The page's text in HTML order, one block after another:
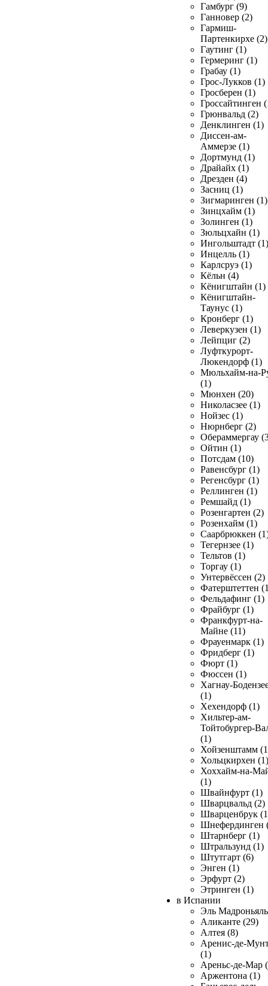
Гамбург (9)
Ганновер (2)
Гармиш-
Партенкирхе (2)
Гаутинг (1)
Гермеринг (1)
Грабау (1)
Грос-Лукков (1)
Гросберен (1)
Гроссайтинген
Грюнвальд (2)
Денклинген (1)
Диссен-ам-
Аммерзе (1)
Дортмунд (1)
Драйайх (1)
Дрезден (4)
Засниц (1)
Зигмаринген (1)
Зинцхайм (1)
Золинген (1)
Зюльцхайн (1)
Ингольштадт (1)
Инцелль (1)
Карлсруэ (1)
Кёльн (4)
Кёнигштайн (1)
Кёнигштайн-
Таунус (1)
Кронберг (1)
Леверкузен (1)
Лейпциг (2)
Луфткурорт-
Люкендорф (1)
Мюльхайм-на-
(1)
Мюнхен (20)
Николасзее (1)
Нойзес (1)
Нюрнберг (2)
Обераммергау
Ойтин (1)
Потсдам (10)
Равенсбург (1)
Регенсбург (1)
Реллинген (1)
Ремшайд (1)
Розенгартен (2)
Розенхайм (1)
Саарбрюккен
Тегернзее (1)
Тельтов (1)
Торгау (1)
Унтервёссен (2)
Фатерштеттен
Фельдафинг (1)
Фрайбург (1)
Франкфурт-на-
Майне (11)
Фрауенмарк (1)
Фридберг (1)
Фюрт (1)
Фюссен (1)
Хагнау-
(1)
Хехендорф (1)
Хильтер-ам-
Тойтобургер-
(1)
Хойзенштамм
Хольцкирхен (1)
Хоххайм-на-
(1)
Швайнфурт (1)
Шварцвальд (2)
Шварценбрук
Шнефердинген
Штарнберг (1)
Штральзунд (1)
Штутгарт (6)
Энген (1)
Эрфурт (2)
Этринген (1)
в Испании
Эль
Аликанте (29)
Алтея (8)
Аренис-де-
(1)
Ареньс-де-Мар
Аржентона (1)